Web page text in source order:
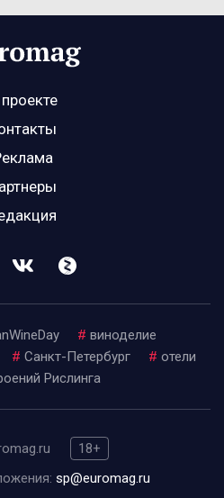
# виноделие
# Санкт-Петербург # отели
Рислинга
18+
sp@euromag.ru